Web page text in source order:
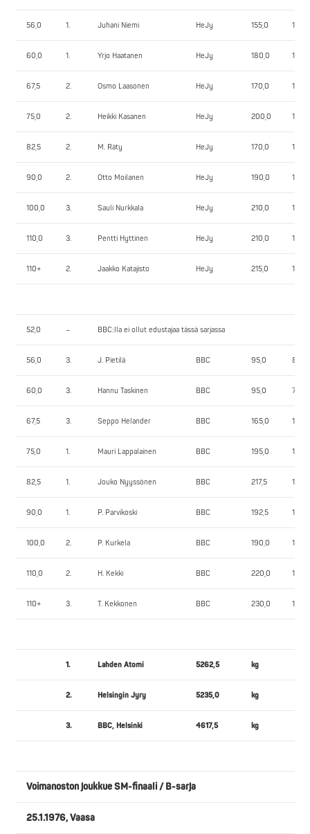
56,0 1. Juhani Niemi HeJy 155,0 102,5
60,0 1. Yrjo Haatanen HeJy 180,0 105,0
67,5 2. Osmo Laasonen HeJy 170,0 117,5
75,0 2. Heikki Kasanen HeJy 200,0 122,5
82,5 2. M. Räty HeJy 170,0 135,0
90,0 2. Otto Moilanen HeJy 190,0 115,0
100,0 3. Sauli Nurkkala HeJy 210,0 112,5
110,0 3. Pentti Hyttinen HeJy 210,0 120,0
110+ 2. Jaakko Katajisto HeJy 215,0 155,0
52,0 – BBC:lla ei ollut edustajaa tässä sarjassa
56,0 3. J. Pietilä BBC 95,0 85,0
60,0 3. Hannu Taskinen BBC 95,0 75,0
67,5 3. Seppo Helander BBC 165,0 105,0
75,0 1. Mauri Lappalainen BBC 195,0 120,0
82,5 1. Jouko Nyyssönen BBC 217,5 162,5
90,0 1. P. Parvikoski BBC 192,5 147,5
100,0 2. P. Kurkela BBC 190,0 155,0
110,0 2. H. Kekki BBC 220,0 152,5
110+ 3. T. Kekkonen BBC 230,0 130,0
1. Lahden Atomi 5262,5 kg
2. Helsingin Jyry 5235,0 kg
3. BBC, Helsinki 4617,5 kg
Voimanoston joukkue SM-finaali / B-sarja
25.1.1976, Vaasa